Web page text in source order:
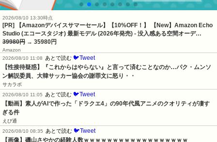
2026/08/10 13:30時点
[PR] 【Amazonデバイスサマーセール】【10%OFF！】 【New】Amazon Echo
Studio (エコースタジオ) 最新モデル (2026年発売) - 没入感ある空間オーデ…
39980円 → 35980円
Amazon
2026/08/10 11:08
あとで読む 🐦Tweet
【性接待疑惑】『これからはやらない』と言って済むことなのか…パク・ムンソ
ン解説委員、大韓サッカー協会の謝罪文に怒り・・
サカラボ
2026/08/10 11:05
あとで読む 🐦Tweet
【動画】素人がAIで作った「ドラクエ4」の90年代風アニメのクオリティが凄す
ぎる件
えび通
2026/08/10 08:35
あとで読む 🐦Tweet
【画像】磯山さやかの経験人数ｗｗｗｗｗｗｗｗｗｗｗｗｗｗｗｗｗｗ